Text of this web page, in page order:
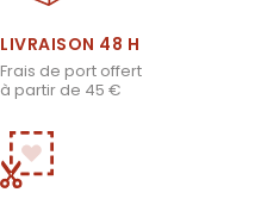
LIVRAISON 48 H
Frais de port offert
à partir de 45 €